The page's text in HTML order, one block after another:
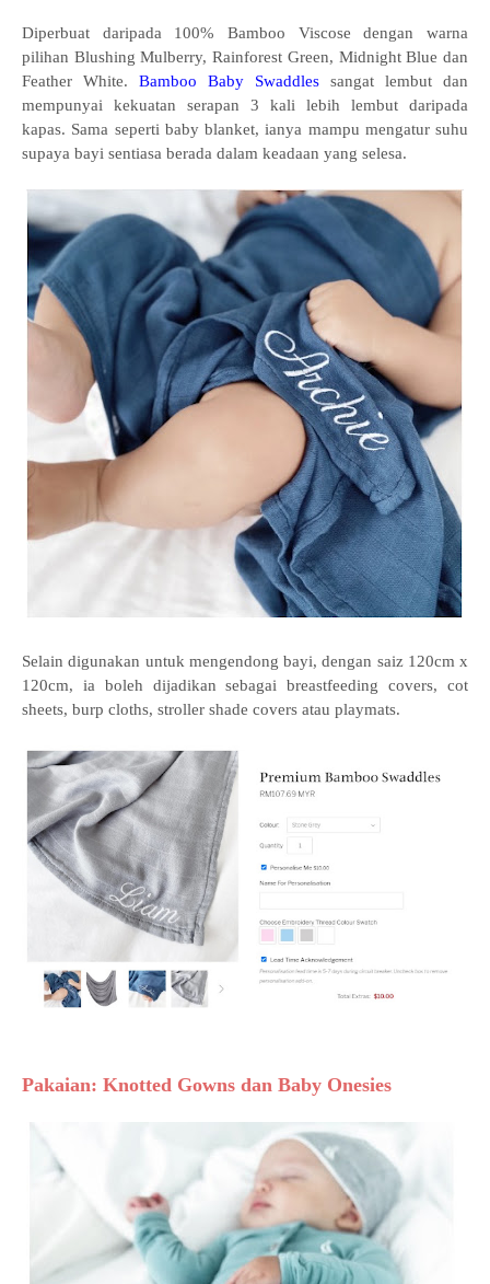
Diperbuat daripada 100% Bamboo Viscose dengan warna
pilihan Blushing Mulberry, Rainforest Green, Midnight Blue dan
Feather White. Bamboo Baby Swaddles sangat lembut dan
mempunyai kekuatan serapan 3 kali lebih lembut daripada
kapas. Sama seperti baby blanket, ianya mampu mengatur suhu
supaya bayi sentiasa berada dalam keadaan yang selesa.
Selain digunakan untuk mengendong bayi, dengan saiz 120cm x
120cm, ia boleh dijadikan sebagai breastfeeding covers, cot
sheets, burp cloths, stroller shade covers atau playmats.
Pakaian: Knotted Gowns dan Baby Onesies